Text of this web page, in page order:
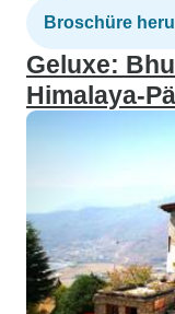
Broschüre
Geluxe:
Himalaya-